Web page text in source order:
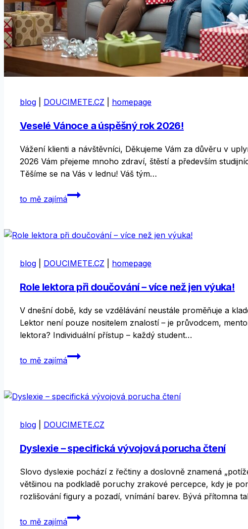
blog DOUCIMETE.CZ homepage
Veselé Vánoce a úspěšný rok 2026!
Vážení klienti a návštěvníci, Děkujeme Vám za důvěru v
2026 Vám přejeme mnoho zdraví, štěstí a především
Těšíme se na Vás v lednu! Váš tým…
to mě zajímá
Veselé
Vánoce
úspěšný
blog
DOUCIMETE.CZ homepage
Role lektora při doučování – více než jen výuka!
V dnešní době, kdy se vzdělávání neustále proměňuje a
Lektor není pouze nositelem znalostí – je průvodcem,
lektora? Individuální přístup – každý student…
to mě zajímá
Role
lektora
doučování
než
výuka!
blog DOUCIMETE.CZ
Dyslexie – specifická vývojová porucha čtení
Slovo dyslexie pochází z řečtiny a doslovně znamená
většinou na podkladě poruchy zrakové percepce, kdy je
rozlišování figury a pozadí, vnímání barev. Bývá přítomna
to mě zajímá
Dyslexie